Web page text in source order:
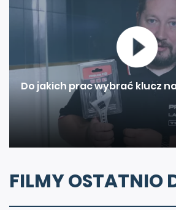
Do jakich prac wybrać klucz
FILMY OSTATNIO